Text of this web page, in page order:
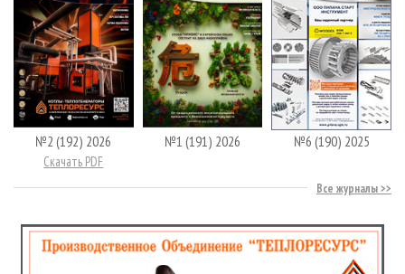
№2 (192) 2026
Скачать PDF
№1 (191) 2026 №6 (190) 2025
Все журналы